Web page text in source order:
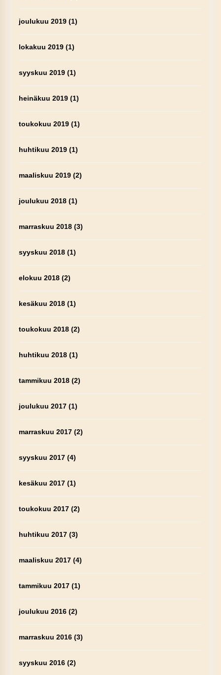
joulukuu 2019(1)
lokakuu 2019(1)
syyskuu 2019(1)
heinäkuu 2019(1)
toukokuu 2019(1)
huhtikuu 2019(1)
maaliskuu 2019(2)
joulukuu 2018(1)
marraskuu 2018(3)
syyskuu 2018(1)
elokuu 2018(2)
kesäkuu 2018(1)
toukokuu 2018(2)
huhtikuu 2018(1)
tammikuu 2018(2)
joulukuu 2017(1)
marraskuu 2017(2)
syyskuu 2017(4)
kesäkuu 2017(1)
toukokuu 2017(2)
huhtikuu 2017(3)
maaliskuu 2017(4)
tammikuu 2017(1)
joulukuu 2016(2)
marraskuu 2016(3)
syyskuu 2016(2)